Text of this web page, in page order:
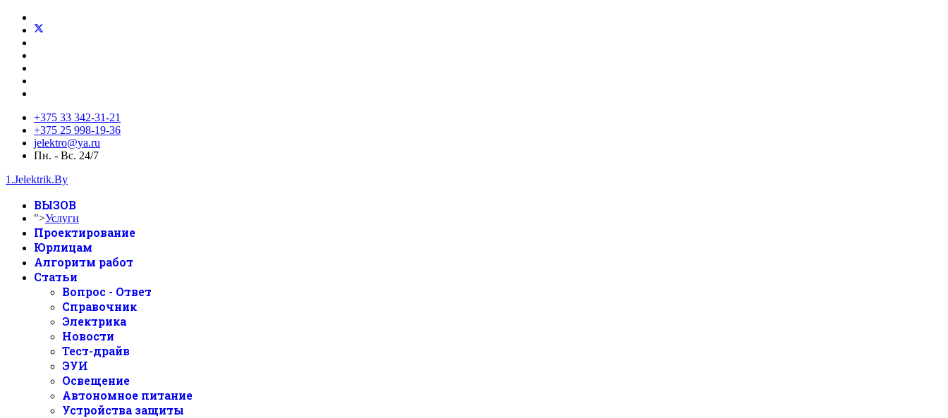
+375 33 342-31-21
+375 25 998-19-36
jelektro@ya.ru
Пн. - Вс. 24/7
1.Jelektrik.By
ВЫЗОВ
">Услуги
Проектирование
Юрлицам
Алгоритм работ
Статьи
Вопрос - Ответ
Справочник
Электрика
Новости
Тест-драйв
ЭУИ
Освещение
Автономное питание
Устройства защиты